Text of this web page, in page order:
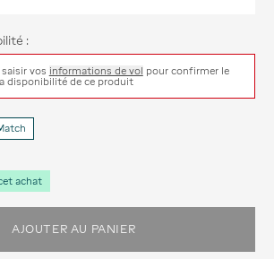
:
saisir vos informations de vol pour confirmer le
disponibilité de ce produit
achat
AJOUTER AU PANIER